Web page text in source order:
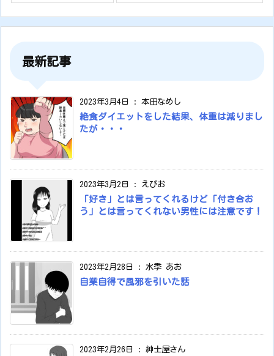
最新記事
2023年3月4日 : 本田なめし
絶食ダイエットをした結果、体重は減りまし
たが・・・
2023年3月2日 : えびお
「好き」とは言ってくれるけど「付き合お
う」とは言ってくれない男性には注意です！
2023年2月28日 : 水季 あお
自業自得で風邪を引いた話
2023年2月26日 : 紳士屋さん